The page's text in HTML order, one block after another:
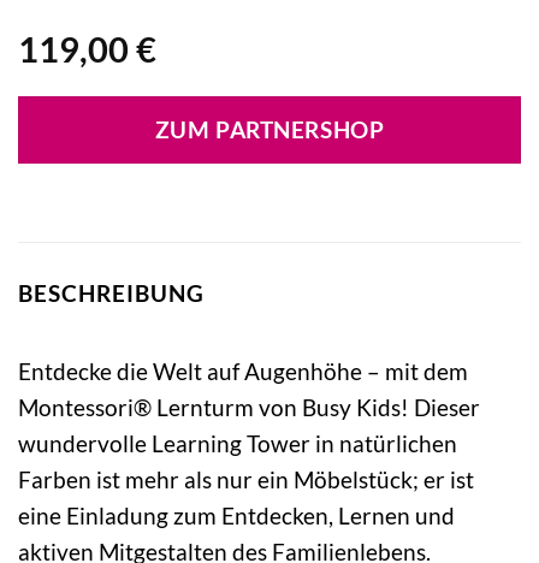
119,00 €
ZUM PARTNERSHOP
BESCHREIBUNG
Entdecke die Welt auf Augenhöhe – mit dem
Montessori® Lernturm von Busy Kids! Dieser
wundervolle Learning Tower in natürlichen
Farben ist mehr als nur ein Möbelstück; er ist
eine Einladung zum Entdecken, Lernen und
aktiven Mitgestalten des Familienlebens.